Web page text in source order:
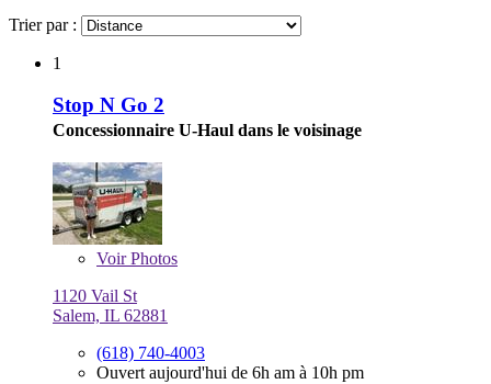
Trier par :
1
Stop N Go 2
Concessionnaire U-Haul dans le voisinage
VoirPhotos
1120 Vail St
Salem, IL 62881
(618) 740-4003
Ouvert aujourd'hui de 6h am à 10h pm